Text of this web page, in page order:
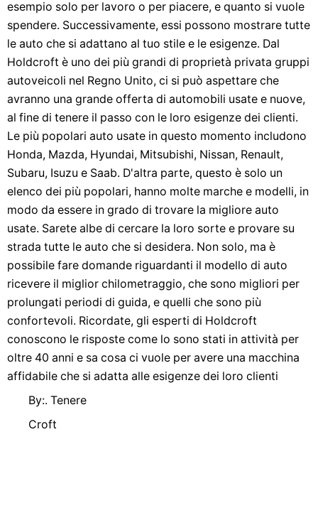
esempio solo per lavoro o per piacere, e quanto si vuole
spendere. Successivamente, essi possono mostrare tutte
le auto che si adattano al tuo stile e le esigenze. Dal
Holdcroft è uno dei più grandi di proprietà privata gruppi
autoveicoli nel Regno Unito, ci si può aspettare che
avranno una grande offerta di automobili usate e nuove,
al fine di tenere il passo con le loro esigenze dei clienti.
Le più popolari auto usate in questo momento includono
Honda, Mazda, Hyundai, Mitsubishi, Nissan, Renault,
Subaru, Isuzu e Saab. D'altra parte, questo è solo un
elenco dei più popolari, hanno molte marche e modelli, in
modo da essere in grado di trovare la migliore auto
usate. Sarete albe di cercare la loro sorte e provare su
strada tutte le auto che si desidera. Non solo, ma è
possibile fare domande riguardanti il ​​modello di auto
ricevere il miglior chilometraggio, che sono migliori per
prolungati periodi di guida, e quelli che sono più
confortevoli. Ricordate, gli esperti di Holdcroft
conoscono le risposte come lo sono stati in attività per
oltre 40 anni e sa cosa ci vuole per avere una macchina
affidabile che si adatta alle esigenze dei loro clienti
By:. Tenere
Croft